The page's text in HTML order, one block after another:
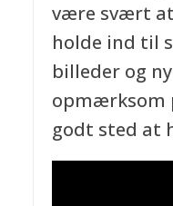
være svært
holde ind til
billeder og
opmærksom
godt sted at